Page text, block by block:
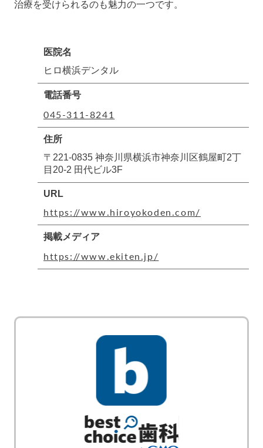
治療を受けられるのも魅力の一つです。
医院名
ヒロ横浜デンタル
電話番号
045-311-8241
住所
〒221-0835 神奈川県横浜市神奈川区鶴屋町2丁
目20-2 田代ビル3F
URL
https://www.hiroyokoden.com/
掲載メディア
https://www.ekiten.jp/